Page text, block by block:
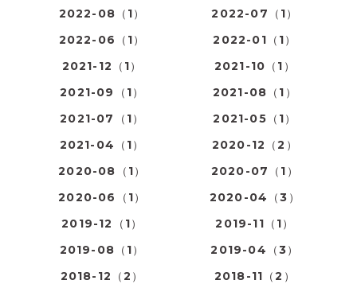
2022-08（1）
2022-07（1）
2022-06（1）
2022-01（1）
2021-12（1）
2021-10（1）
2021-09（1）
2021-08（1）
2021-07（1）
2021-05（1）
2021-04（1）
2020-12（2）
2020-08（1）
2020-07（1）
2020-06（1）
2020-04（3）
2019-12（1）
2019-11（1）
2019-08（1）
2019-04（3）
2018-12（2）
2018-11（2）